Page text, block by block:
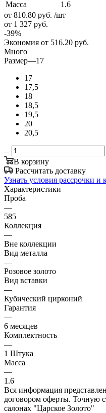
Масса
1.6
от 810.80 руб. /шт
от 1 327 руб.
-39%
Экономия от 516.20 руб.
Много
Размер—17
17
17,5
18
18,5
19,5
20
20,5
В корзину
Рассчитать доставку
Узнать условия рассрочки и
Характеристики
Проба
—
585
Коллекция
—
Вне коллекции
Вид металла
—
Розовое золото
Вид вставки
—
Кубический цирконий
Гарантия
—
6 месяцев
Комплектность
—
1 Штука
Масса
—
1.6
Вся информация
договором оферты. Точную
салонах "Царское Золото"